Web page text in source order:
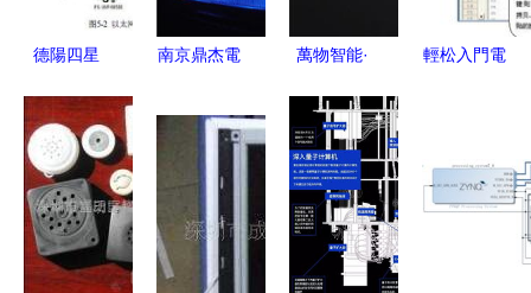
德陽四星
WF485IE
智能通信的
可靠之選
南京鼎杰電
電子技術開
萬物智能·
海睿賽德電
子科技舉
辦“2020
RT-Thread
開發者大
輕松入門電
國郵購套件
全指南